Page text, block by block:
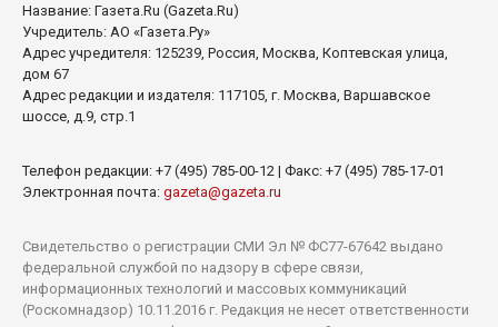
Название: Газета.Ru (Gazeta.Ru)
Учредитель: АО «Газета.Ру»
Адрес учредителя: 125239, Россия, Москва, Коптевская улица,
дом 67
Адрес редакции и издателя: 117105, г. Москва, Варшавское
шоссе, д.9, стр.1
Телефон редакции: +7 (495) 785-00-12 | Факс: +7 (495) 785-17-01
Электронная почта: gazeta@gazeta.ru
Свидетельство о регистрации СМИ Эл № ФС77-67642 выдано
федеральной службой по надзору в сфере связи,
информационных технологий и массовых коммуникаций
(Роскомнадзор) 10.11.2016 г. Редакция не несет ответственности